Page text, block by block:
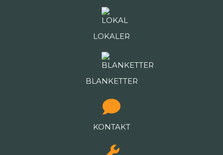
LOKALER
BLANKETTER
KONTAKT